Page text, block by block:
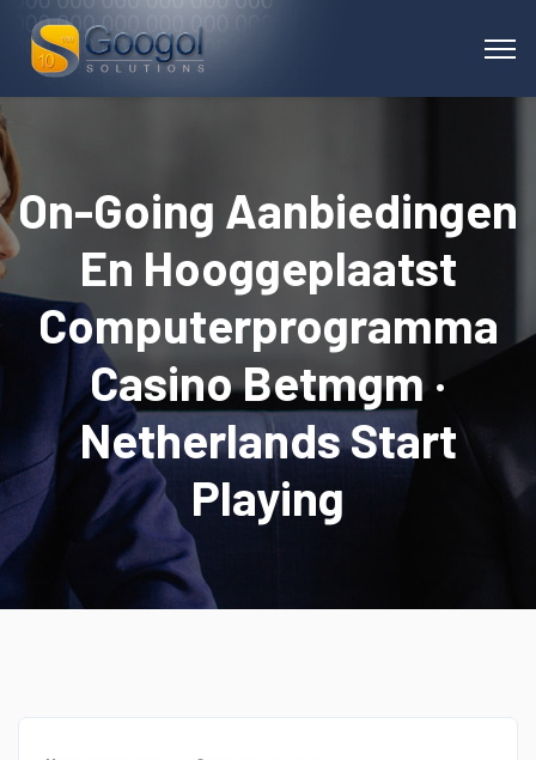
On-Going Aanbiedingen
En Hooggeplaatst
Computerprogramma
Casino Betmgm ·
Netherlands Start
Playing